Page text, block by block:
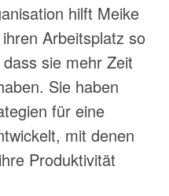
hilft Meike
Arbeitsplatz so
sie mehr Zeit
Sie haben
für eine
mit denen
Produktivität